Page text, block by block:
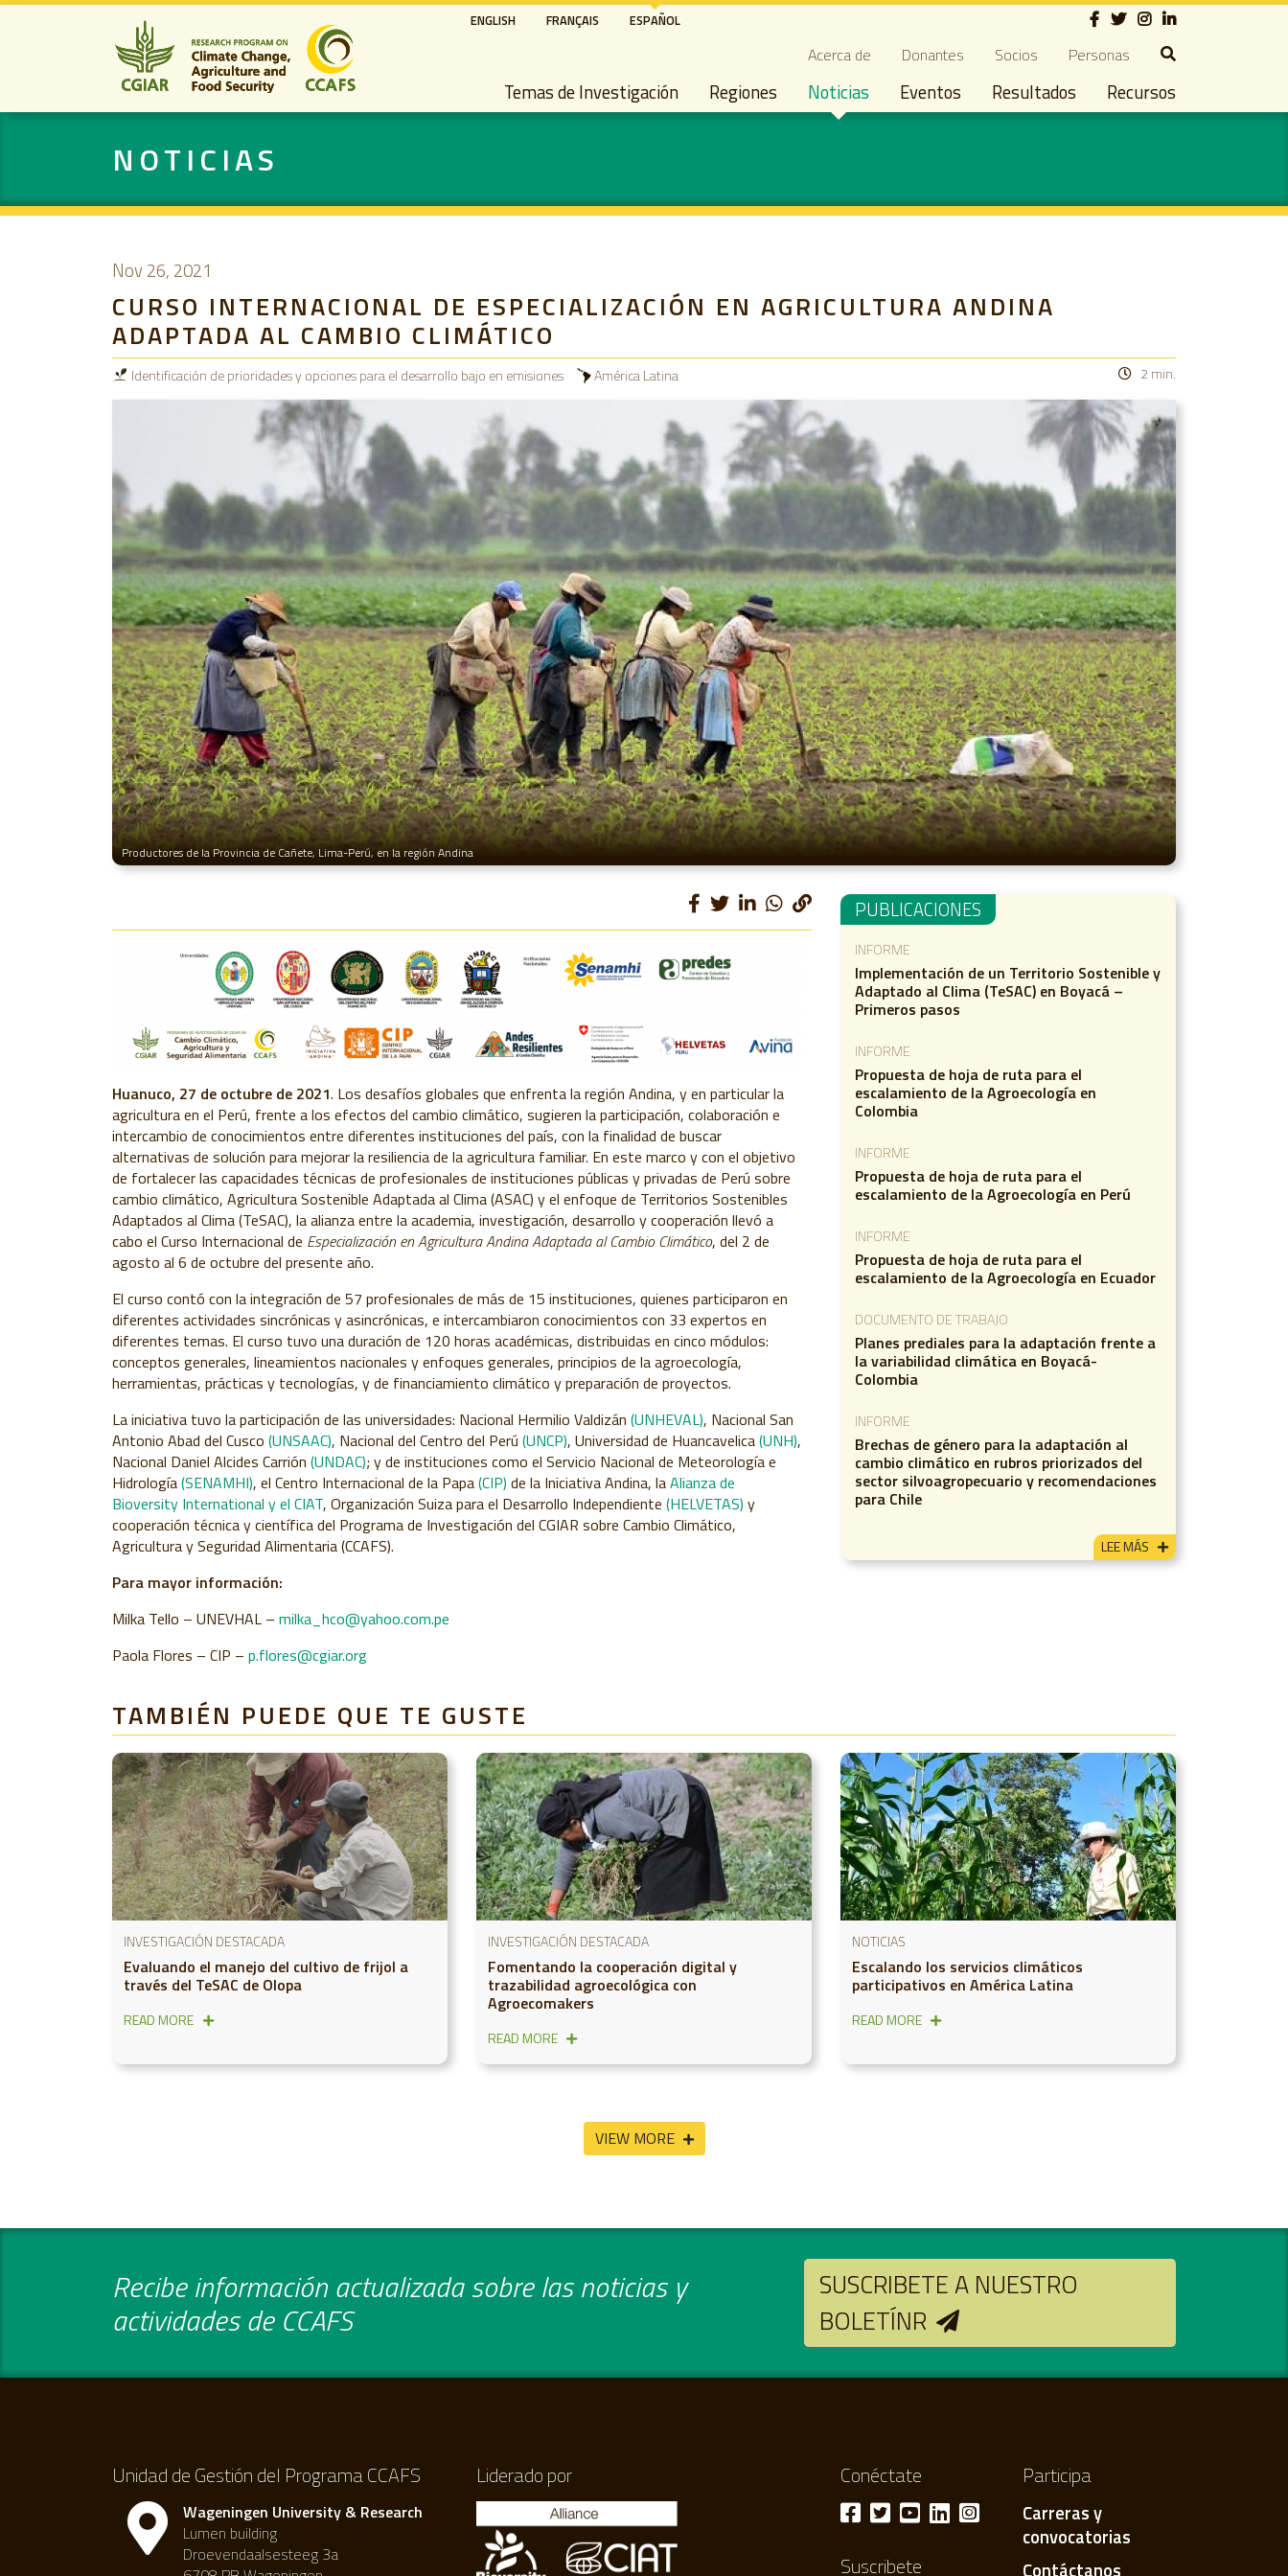
Pasar
principal
ENGLISH FRANÇAIS ESPAÑOL Social
Secondary navigation
Acerca de Donantes Socios Personas
Main navigation
Temas de Investigación Regiones Noticias Eventos Resultados Recursos
NOTICIAS
Nov 26, 2021
CURSO INTERNACIONAL DE ESPECIALIZACIÓN EN AGRICULTURA ANDINA
ADAPTADA AL CAMBIO CLIMÁTICO
Identificación de prioridades y opciones para el desarrollo bajo en emisiones América Latina 2 min.
Productores de la Provincia de Cañete, Lima-Perú, en la región Andina
Huanuco, 27 de octubre de 2021. Los desafíos globales que enfrenta la región Andina, y en particular la
agricultura en el Perú, frente a los efectos del cambio climático, sugieren la participación, colaboración e
intercambio de conocimientos entre diferentes instituciones del país, con la finalidad de buscar
alternativas de solución para mejorar la resiliencia de la agricultura familiar. En este marco y con el objetivo
de fortalecer las capacidades técnicas de profesionales de instituciones públicas y privadas de Perú sobre
cambio climático, Agricultura Sostenible Adaptada al Clima (ASAC) y el enfoque de Territorios Sostenibles
Adaptados al Clima(TeSAC), la alianza entre la academia, investigación, desarrollo y cooperación llevó a
cabo el Curso Internacional de Especialización en Agricultura Andina Adaptada al Cambio Climático, del 2 de
agosto al 6 de octubre del presente año.
El curso contó con la integración de 57 profesionales de más de 15 instituciones, quienes participaron en
diferentes actividades sincrónicas y asincrónicas, e intercambiaron conocimientos con 33 expertos en
diferentes temas. El curso tuvo una duración de 120 horas académicas, distribuidas en cinco módulos:
conceptos generales, lineamientos nacionales y enfoques generales, principios de la agroecología,
herramientas, prácticas y tecnologías, y de financiamiento climático y preparación de proyectos.
La iniciativa tuvo la participación de las universidades: Nacional Hermilio Valdizán (UNHEVAL), Nacional San
Antonio Abad del Cusco (UNSAAC), Nacional del Centro del Perú (UNCP), Universidad de Huancavelica(UNH),
Nacional Daniel Alcides Carrión (UNDAC); y de instituciones como el Servicio Nacional de Meteorología e
Hidrología(SENAMHI), el Centro Internacional de la Papa(CIP) de la Iniciativa Andina, laAlianza de
Bioversity International y el CIAT, Organización Suiza para el Desarrollo Independiente (HELVETAS) y
cooperación técnica y científica del Programa de Investigación del CGIAR sobre Cambio Climático,
Agricultura y Seguridad Alimentaria (CCAFS).
Para mayor información:
Milka Tello – UNEVHAL – milka_hco@yahoo.com.pe
Paola Flores – CIP – p.flores@cgiar.org
PUBLICACIONES
INFORME
Implementación de un Territorio Sostenible y
Adaptado al Clima (TeSAC) en Boyacá –
Primeros pasos
INFORME
Propuesta de hoja de ruta para el
escalamiento de la Agroecología en
Colombia
INFORME
Propuesta de hoja de ruta para el
escalamiento de la Agroecología en Perú
INFORME
Propuesta de hoja de ruta para el
escalamiento de la Agroecología en Ecuador
DOCUMENTO DE TRABAJO
Planes prediales para la adaptación frente a
la variabilidad climática en Boyacá-
Colombia
INFORME
Brechas de género para la adaptación al
cambio climático en rubros priorizados del
sector silvoagropecuario y recomendaciones
para Chile
LEE MÁS
TAMBIÉN PUEDE QUE TE GUSTE
INVESTIGACIÓN DESTACADA
Evaluando el manejo del cultivo de frijol a
través del TeSAC de Olopa
READ MORE
INVESTIGACIÓN DESTACADA
Fomentando la cooperación digital y
trazabilidad agroecológica con
Agroecomakers
READ MORE
NOTICIAS
Escalando los servicios climáticos
participativos en América Latina
READ MORE
VIEW MORE
Recibe información actualizada sobre las noticias y
actividades de CCAFS
SUSCRIBETE A NUESTRO
BOLETÍNR
Unidad de Gestión del Programa CCAFS
Wageningen University & Research
Lumen building
Droevendaalsesteeg 3a
Liderado por Conéctate
Suscribete
Participa
Carreras y
convocatorias
Contáctanos